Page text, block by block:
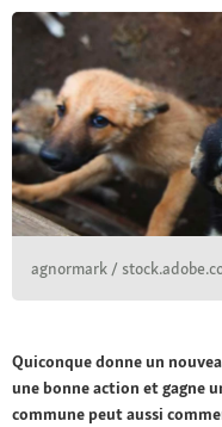
agnormark /
Quiconque donne un
une bonne action et gagne
commune peut aussi